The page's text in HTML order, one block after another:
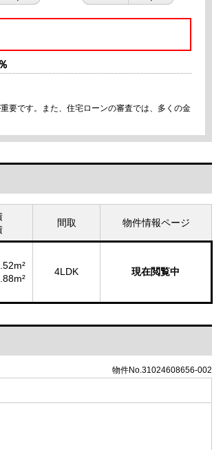
要です。また、住宅ローンの審査では、多くの金
間取 物件情報ページ
4LDK 現在閲覧中
物件No.31024608656-002